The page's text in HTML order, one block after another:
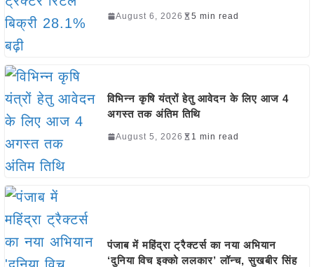
August 6, 2026 5 min read
विभिन्न कृषि यंत्रों हेतु आवेदन के लिए आज 4
अगस्त तक अंतिम तिथि
August 5, 2026 1 min read
पंजाब में महिंद्रा ट्रैक्टर्स का नया अभियान
‘दुनिया विच इक्को ललकार’ लॉन्च, सुखबीर सिंह